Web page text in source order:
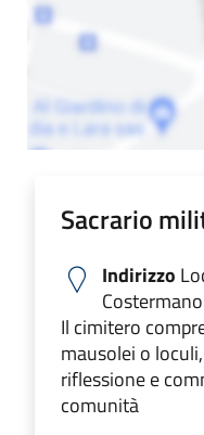
Sacrario
Indirizzo
Il cimitero
mausolei o
riflessione e
comunità